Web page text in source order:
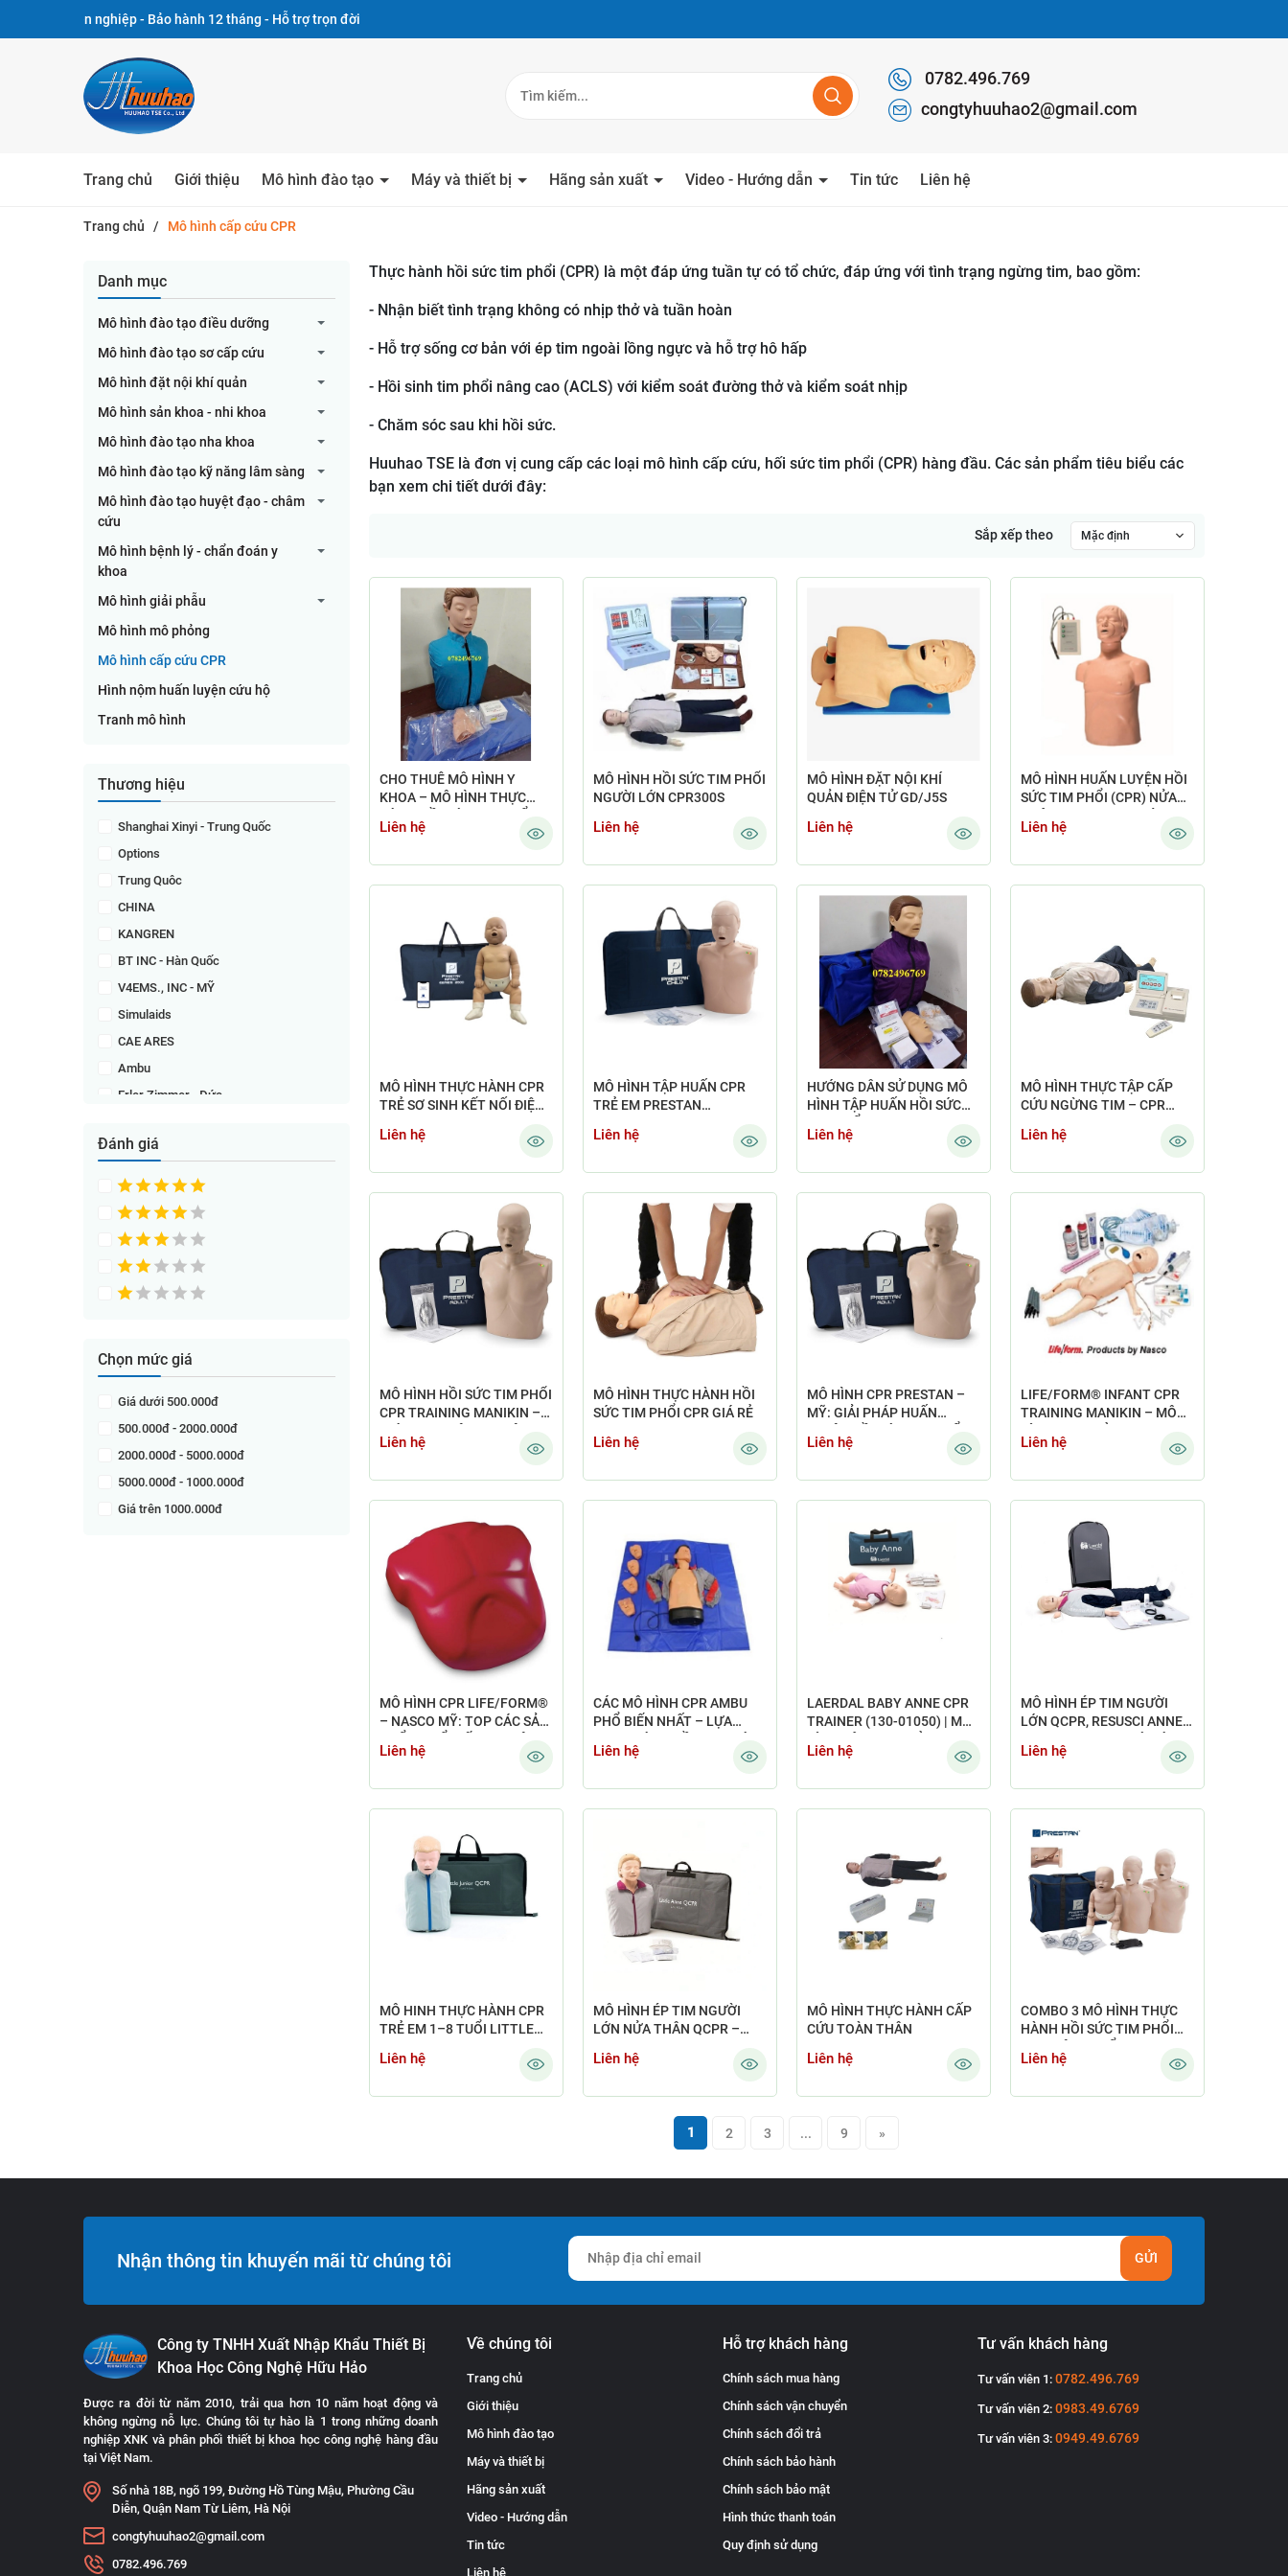
nghiệp - Bảo hành 12 tháng - Hỗ trợ trọn đời
0782.496.769
congtyhuuhao2@gmail.com
Trang chủ Giới thiệu Mô hình đào tạo Máy và thiết bị Hãng sản xuất Video - Hướng dẫn Tin tức Liên hệ
Trang chủ / Mô hình cấp cứu CPR
Danh mục
Mô hình đào tạo điều dưỡng
Mô hình đào tạo sơ cấp cứu
Mô hình đặt nội khí quản
Mô hình sản khoa - nhi khoa
Mô hình đào tạo nha khoa
Mô hình đào tạo kỹ năng lâm sàng
Mô hình đào tạo huyệt đạo - châm
cứu
Mô hình bệnh lý - chẩn đoán y
khoa
Mô hình giải phẫu
Mô hình mô phỏng
Mô hình cấp cứu CPR
Hình nộm huấn luyện cứu hộ
Tranh mô hình
Thương hiệu
Shanghai Xinyi - Trung Quốc
Options
Trung Quôc
CHINA
KANGREN
BT INC - Hàn Quốc
V4EMS., INC - MỸ
Simulaids
CAE ARES
Ambu
Erler Zimmer - Đức
Shenzen
Shenzhen
Khác
Shanghai 2H Emss - Trung Quốc
Gaumard - Mỹ
BEST CPR.Inc – Hàn Quốc
Laerdal - Na uy
Đánh giá
Chọn mức giá
Giá dưới 500.000đ
500.000đ - 2000.000đ
2000.000đ - 5000.000đ
5000.000đ - 1000.000đ
Giá trên 1000.000đ
Thực hành hồi sức tim phổi (CPR) là một đáp ứng tuần tự có tổ chức, đáp ứng với tình trạng ngừng tim, bao gồm:
- Nhận biết tình trạng không có nhịp thở và tuần hoàn
- Hỗ trợ sống cơ bản với ép tim ngoài lồng ngực và hỗ trợ hô hấp
- Hồi sinh tim phổi nâng cao (ACLS) với kiểm soát đường thở và kiểm soát nhịp
- Chăm sóc sau khi hồi sức.
Huuhao TSE là đơn vị cung cấp các loại mô hình cấp cứu, hối sức tim phổi (CPR) hàng đầu. Các sản phẩm tiêu biểu các
bạn xem chi tiết dưới đây:
Sắp xếp theo Mặc định
CHO THUÊ MÔ HÌNH Y
KHOA – MÔ HÌNH THỰC
CPR
Liên hệ
MÔ HÌNH HỒI SỨC TIM PHỔI
NGƯỜI LỚN CPR300S
Liên hệ
MÔ HÌNH ĐẶT NỘI KHÍ
QUẢN ĐIỆN TỬ GD/J5S
Liên hệ
MÔ HÌNH HUẤN LUYỆN HỒI
SỨC TIM PHỔI (CPR) NỬA
THỔI NGẠT, XỬ LÝ TẮC
MẠCH CẢNH)
Liên hệ
MÔ HÌNH THỰC HÀNH CPR
TRẺ SƠ SINH KẾT NỐI ĐIỆN
Liên hệ
MÔ HÌNH TẬP HUẤN CPR
TRẺ EM PRESTAN
PP-CM-100M-MS (MEDIUM
Liên hệ
HƯỚNG DẪN SỬ DỤNG MÔ
HÌNH TẬP HUẤN HỒI SỨC
CÓ ĐÈN BÁO
Liên hệ
MÔ HÌNH THỰC TẬP CẤP
CỨU NGỪNG TIM – CPR
MANIKIN GD/CPR10400
Liên hệ
MÔ HÌNH HỒI SỨC TIM PHỔI
CPR TRAINING MANIKIN –
NAM?
Liên hệ
MÔ HÌNH THỰC HÀNH HỒI
SỨC TIM PHỔI CPR GIÁ RẺ
Liên hệ
MÔ HÌNH CPR PRESTAN –
MỸ: GIẢI PHÁP HUẤN
CHUYÊN NGHIỆP
Liên hệ
LIFE/FORM® INFANT CPR
TRAINING MANIKIN – MÔ
NASCO / LIFEFORM – MỸ
Liên hệ
MÔ HÌNH CPR LIFE/FORM®
– NASCO MỸ: TOP CÁC SẢN
NAM
Liên hệ
CÁC MÔ HÌNH CPR AMBU
PHỔ BIẾN NHẤT – LỰA
TẠO HỒI SỨC TIM PHỔI
Liên hệ
LAERDAL BABY ANNE CPR
TRAINER (130-01050) | MÔ
Liên hệ
MÔ HÌNH ÉP TIM NGƯỜI
LỚN QCPR, RESUSCI ANNE
HÌNH PHẢN HỒI KẾT QUẢ
Liên hệ
MÔ HINH THỰC HÀNH CPR
TRẺ EM 1–8 TUỔI LITTLE
Liên hệ
MÔ HÌNH ÉP TIM NGƯỜI
LỚN NỬA THÂN QCPR –
01050) | LAERDAL NA UY
Liên hệ
MÔ HÌNH THỰC HÀNH CẤP
CỨU TOÀN THÂN
Liên hệ
COMBO 3 MÔ HÌNH THỰC
HÀNH HỒI SỨC TIM PHỔI
(NGƯỜI LỚN, TRẺ EM, TRẺ
Liên hệ
1 2 3 ... 9 »
Nhận thông tin khuyến mãi từ chúng tôi GỬI
Công ty TNHH Xuất Nhập Khẩu Thiết Bị
Khoa Học Công Nghệ Hữu Hảo
Được ra đời từ năm 2010, trải qua hơn 10 năm hoạt động và
không ngừng nỗ lực. Chúng tôi tự hào là 1 trong những doanh
nghiệp XNK và phân phối thiết bị khoa học công nghệ hàng đầu
tại Việt Nam.
Số nhà 18B, ngõ 199, Đường Hồ Tùng Mậu, Phường Cầu
Diễn, Quận Nam Từ Liêm, Hà Nội
congtyhuuhao2@gmail.com
0782.496.769
Về chúng tôi
Trang chủ
Giới thiệu
Mô hình đào tạo
Máy và thiết bị
Hãng sản xuất
Video - Hướng dẫn
Tin tức
Liên hệ
Hỗ trợ khách hàng
Chính sách mua hàng
Chính sách vận chuyển
Chính sách đổi trả
Chính sách bảo hành
Chính sách bảo mật
Hình thức thanh toán
Quy định sử dụng
Tư vấn khách hàng
Tư vấn viên 1:0782.496.769
Tư vấn viên 2:0983.49.6769
Tư vấn viên 3:0949.49.6769